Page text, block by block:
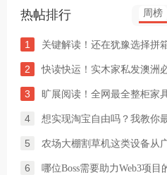
热帖排行 周榜
1 关键解读！还在犹豫选择拼箱海运澳洲or整柜海运悉
2 快读快运！实木家私发澳洲必看说明这类家具熏蒸杀
3 旷展阅读！全网最全整柜家具海运马来西亚怡保的保
4 想实现淘宝自由吗？我教你最省钱，最
5 农场大棚割草机这类设备从广州海运到澳洲堪培拉过
6 哪位Boss需要助力Web3项目的UI设计